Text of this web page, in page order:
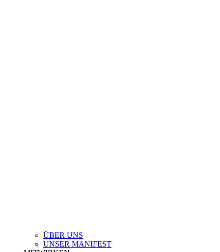
ÜBER UNS
UNSER MANIFEST